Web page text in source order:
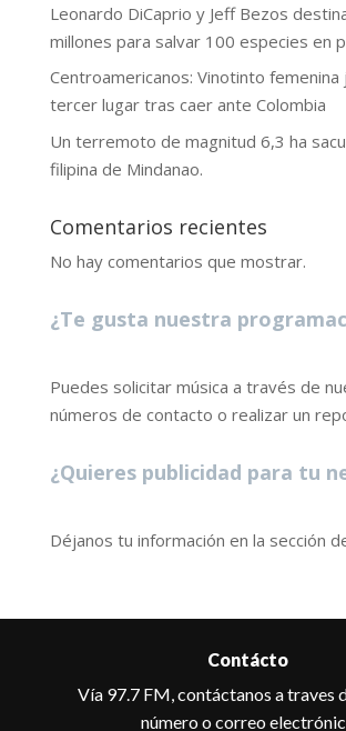
Leonardo DiCaprio y Jeff Bezos
millones para salvar 100 especies en
Centroamericanos: Vinotinto femenina
tercer lugar tras caer ante Colombia
Un terremoto de magnitud 6,3 ha
filipina de Mindanao.
Comentarios recientes
No hay comentarios que mostrar.
¿Te gusta nuestra
Puedes solicitar música a través de
números de contacto o realizar un
¿Quieres publicidad para tu
Déjanos tu información en la sección
Contácto
Vía 97.7 FM, contáctanos a traves
número o correo